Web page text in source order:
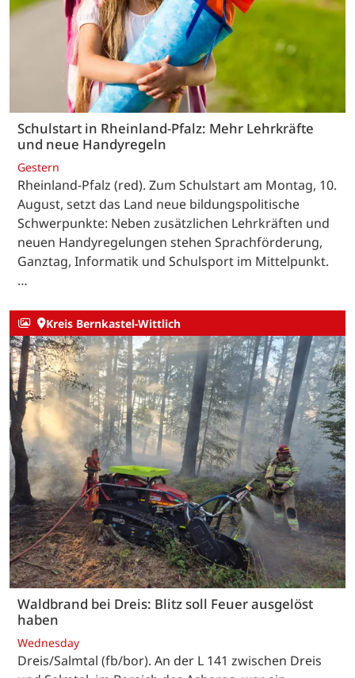
Schulstart in Rheinland-Pfalz: Mehr Lehrkräfte
und neue Handyregeln
Gestern
Rheinland-Pfalz (red). Zum Schulstart am Montag, 10.
August, setzt das Land neue bildungspolitische
Schwerpunkte: Neben zusätzlichen Lehrkräften und
neuen Handyregelungen stehen Sprachförderung,
Ganztag, Informatik und Schulsport im Mittelpunkt.
…
Kreis Bernkastel-Wittlich
Waldbrand bei Dreis: Blitz soll Feuer ausgelöst
haben
Wednesday
Dreis/Salmtal (fb/bor). An der L 141 zwischen Dreis